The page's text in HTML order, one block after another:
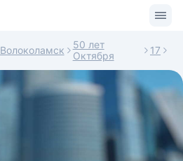
Волоколамск
50 лет
Октября
17